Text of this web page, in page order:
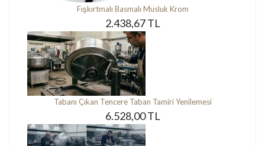
Fışkırtmalı Basmalı Musluk Krom
2.438,67 TL
Tabanı Çıkan Tencere Taban Tamiri Yenilemesi
6.528,00 TL